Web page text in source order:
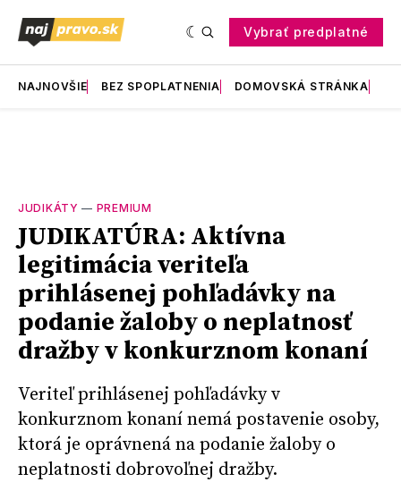
Vybrať predplatné
NAJNOVŠIE BEZ SPOPLATNENIA DOMOVSKÁ STRÁNKA
JUDIKÁTY — PREMIUM
JUDIKATÚRA: Aktívna
legitimácia veriteľa
prihlásenej pohľadávky na
podanie žaloby o neplatnosť
dražby v konkurznom konaní
Veriteľ prihlásenej pohľadávky v
konkurznom konaní nemá postavenie osoby,
ktorá je oprávnená na podanie žaloby o
neplatnosti dobrovoľnej dražby.